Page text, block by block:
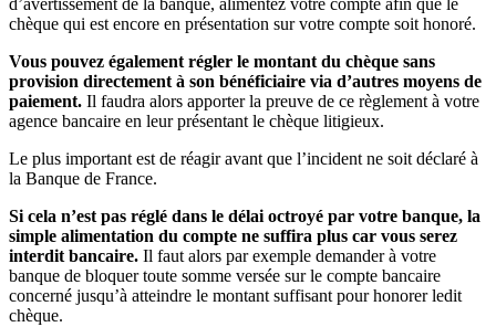
d’avertissement de la banque, alimentez votre compte afin que le
chèque qui est encore en présentation sur votre compte soit honoré.
Vous pouvez également régler le montant du chèque sans
provision directement à son bénéficiaire via d’autres moyens de
paiement. Il faudra alors apporter la preuve de ce règlement à votre
agence bancaire en leur présentant le chèque litigieux.
Le plus important est de réagir avant que l’incident ne soit déclaré à
la Banque de France.
Si cela n’est pas réglé dans le délai octroyé par votre banque, la
simple alimentation du compte ne suffira plus car vous serez
interdit bancaire. Il faut alors par exemple demander à votre
banque de bloquer toute somme versée sur le compte bancaire
concerné jusqu’à atteindre le montant suffisant pour honorer ledit
chèque.